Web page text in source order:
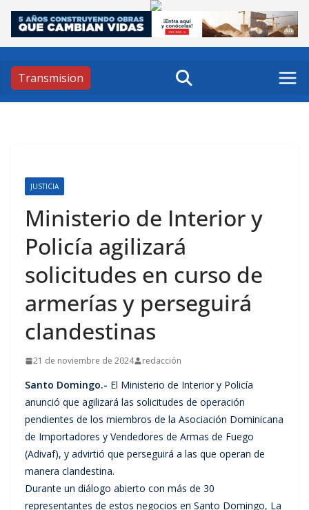
Skip
content
Transmision
JUSTICIA
Ministerio de Interior y
Policía agilizará
solicitudes en curso de
armerías y perseguirá
clandestinas
21 de noviembre de 2024 redacción
Santo Domingo.- El Ministerio de Interior y Policía
anunció que agilizará las solicitudes de operación
pendientes de los miembros de la Asociación Dominicana
de Importadores y Vendedores de Armas de Fuego
(Adivaf), y advirtió que perseguirá a las que operan de
manera clandestina.
Durante un diálogo abierto con más de 30
representantes de estos negocios en Santo Domingo, La